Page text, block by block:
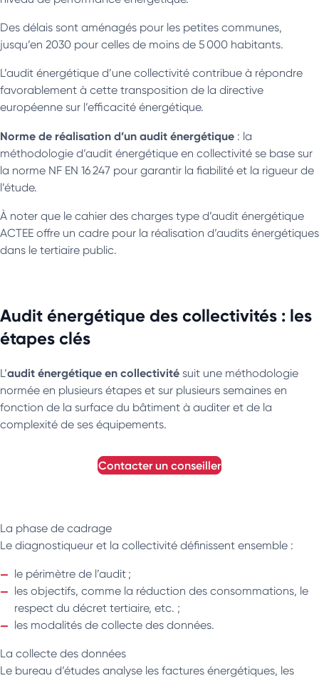
Des délais sont aménagés pour les petites communes,
jusqu’en 2030 pour celles de moins de 5 000 habitants.
L’audit énergétique d’une collectivité contribue à répondre
favorablement à cette transposition de la directive
européenne sur l’efficacité énergétique.
Norme de réalisation d’un audit énergétique : la
méthodologie d’audit énergétique en collectivité se base sur
la norme NF EN 16 247 pour garantir la fiabilité et la rigueur de
l’étude.
À noter que le cahier des charges type d’audit énergétique
ACTEE offre un cadre pour la réalisation d’audits énergétiques
dans le tertiaire public.
Audit énergétique des collectivités : les
étapes clés
L’audit énergétique en collectivité suit une méthodologie
normée en plusieurs étapes et sur plusieurs semaines en
fonction de la surface du bâtiment à auditer et de la
complexité de ses équipements.
contacter un conseiller
La phase de cadrage
Le diagnostiqueur et la collectivité définissent ensemble :
le périmètre de l’audit ;
les objectifs, comme la réduction des consommations, le
respect du décret tertiaire, etc. ;
les modalités de collecte des données.
La collecte des données
Le bureau d’études analyse les factures énergétiques, les